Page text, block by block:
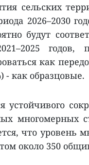
сельских
2026–2030
будут
как
- как образцовые.
устойчивого
многомерных
что уровень
около 350